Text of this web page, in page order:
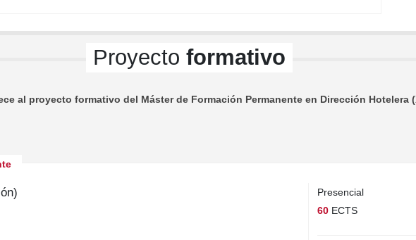
Proyecto formativo
al proyecto formativo del Máster de Formación Permanente en Dirección Hotelera
Presencial
60 ECTS